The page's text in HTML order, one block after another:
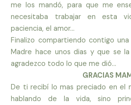
me los mandó, para que me
necesitaba trabajar en esta
paciencia, el amor…
Finalizo compartiendo contigo
Madre hace unos dias y que se
agradezco todo lo que me dió…
GRACIAS
De ti recibí lo mas preciado en el
hablando de la vida, sino